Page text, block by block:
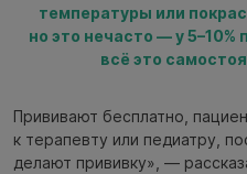
температуры или
но это нечасто — у
всё это
Прививают бесплатно,
к терапевту или педиатру,
делают прививку», —